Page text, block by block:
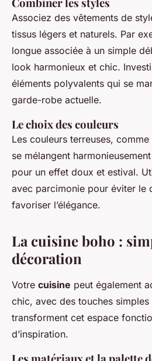
Associez des vêtements de
tissus légers et naturels. Par
longue associée à un simple
look harmonieux et chic.
éléments polyvalents qui se
garde-robe actuelle.
Le choix des couleurs
Les couleurs terreuses,
se mélangent
pour un effet doux et estival.
avec parcimonie pour éviter le
favoriser l’élégance.
La cuisine boho :
décoration
Votre cuisine peut également
chic, avec des touches
transforment cet espace
d’inspiration.